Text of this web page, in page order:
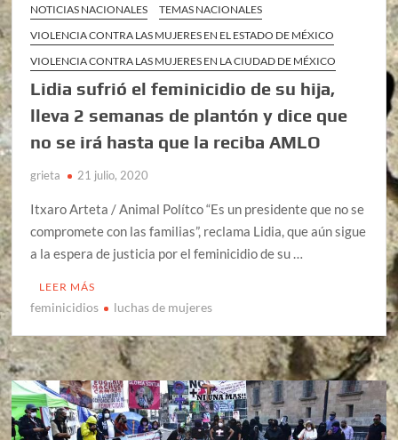
NOTICIAS NACIONALES
TEMAS NACIONALES
VIOLENCIA CONTRA LAS MUJERES EN EL ESTADO DE MÉXICO
VIOLENCIA CONTRA LAS MUJERES EN LA CIUDAD DE MÉXICO
Lidia sufrió el feminicidio de su hija,
lleva 2 semanas de plantón y dice que
no se irá hasta que la reciba AMLO
grieta 21 julio, 2020
Itxaro Arteta / Animal Polítco “Es un presidente que no se
compromete con las familias”, reclama Lidia, que aún sigue
a la espera de justicia por el feminicidio de su …
LEER MÁS
feminicidios luchas de mujeres